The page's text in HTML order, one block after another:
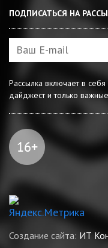
ПОДПИСАТЬСЯ НА
Рассылка включает в
дайджест и только
Создание сайта: ИТ